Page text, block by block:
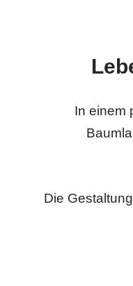
In einem
Die